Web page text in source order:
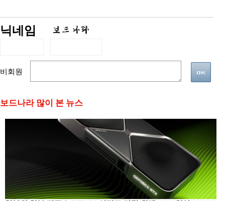
닉네임
비회원
보드나라 많이 본 뉴스